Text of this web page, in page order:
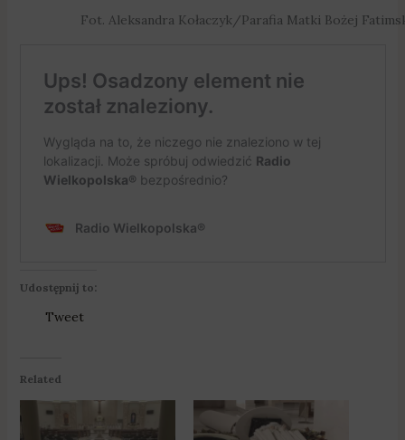
Fot. Aleksandra Kołaczyk/Parafia Matki Bożej
Udostępnij to:
Tweet
Related